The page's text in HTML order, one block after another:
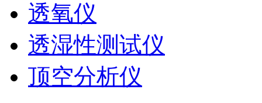
透氧仪
透湿性测试仪
顶空分析仪